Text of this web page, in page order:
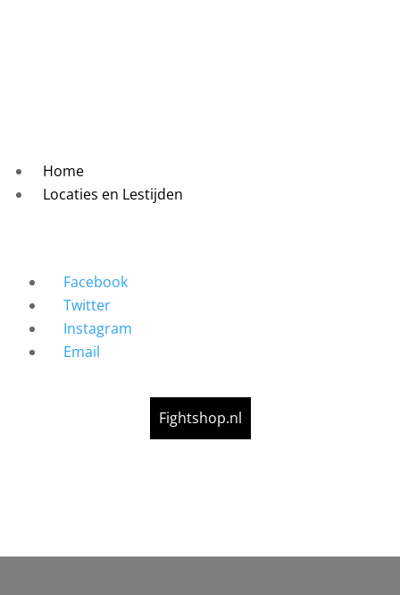
Home
Locaties en Lestijden
Facebook
Twitter
Instagram
Email
Fightshop.nl